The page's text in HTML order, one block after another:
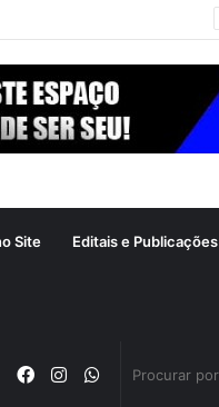
feira (10)
Site Editais e Publicações
WhatsApp
Instagram
Facebook